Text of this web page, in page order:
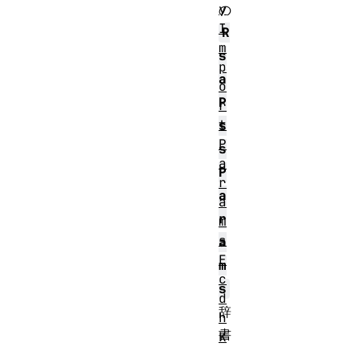
の
R
s
a
P
s
s
P
a
r
a
m
s
辞
書
y
I
m
p
o
r
t
P
a
r
a
m
s
E
c
d
h
K